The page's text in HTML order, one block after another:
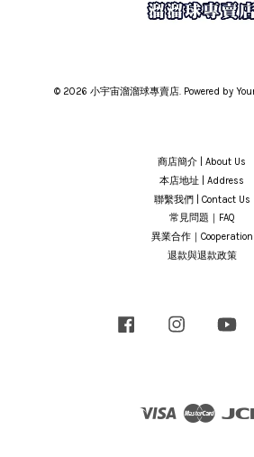
© 2026 小宇宙溜溜球專賣店. Powered by
商店簡介 | About Us
本店地址 | Address
聯繫我們 | Contact Us
常見問題｜FAQ
異業合作｜Cooperation
退款與退款政策
Facebook Instagram
Visa Master